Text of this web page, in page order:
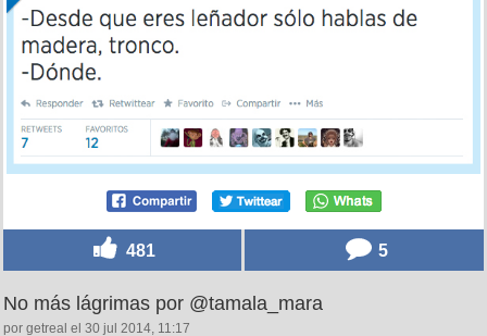
481 5
No más lágrimas por @tamala_mara
por getreal el 30 jul 2014, 11:17